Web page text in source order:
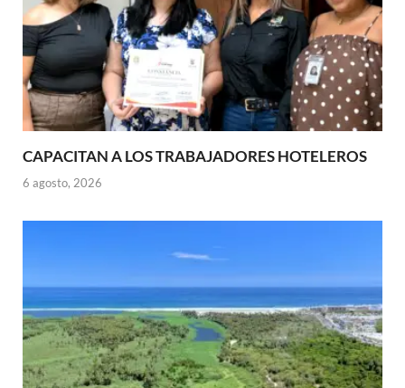
CAPACITAN A LOS TRABAJADORES HOTELEROS
6 agosto, 2026